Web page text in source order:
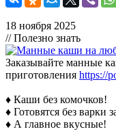
18 ноября 2025
// Полезно знать
Заказывайте манные
приготовления https://
♦ Каши без комочков!
♦ Готовятся без варки
♦ А главное вкусные!